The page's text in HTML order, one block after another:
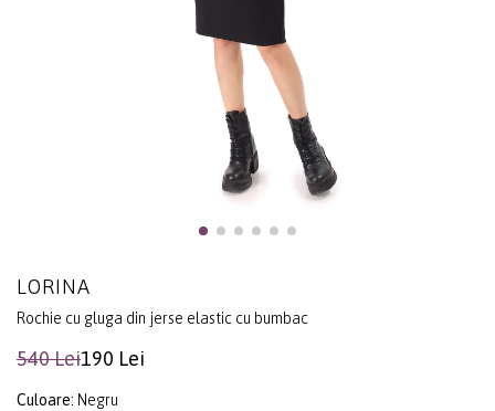
LORINA
Rochie cu gluga din jerse elastic cu bumbac
540 Lei190 Lei
Culoare: Negru